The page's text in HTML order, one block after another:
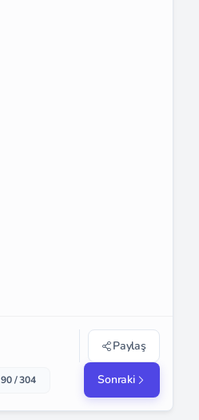
Paylaş
90 / 304 Sonraki